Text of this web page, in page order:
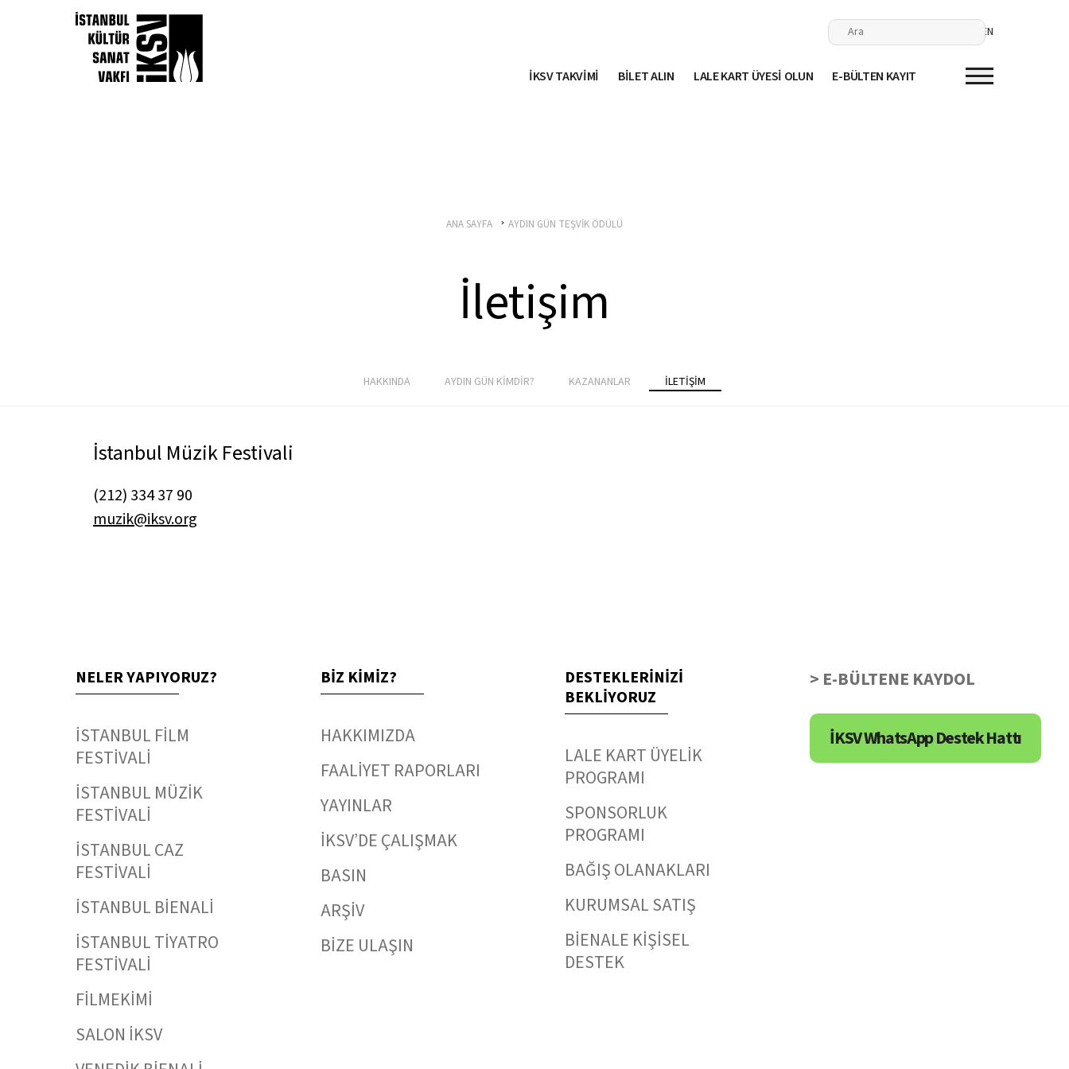
EN
İKSV TAKVİMİ BİLET ALIN LALE KART ÜYESİ OLUN E-BÜLTEN KAYIT
ANA SAYFA AYDIN GÜN TEŞVİK ÖDÜLÜ
İletişim
HAKKINDA AYDIN GÜN KİMDİR? KAZANANLAR İLETİŞİM
İstanbul Müzik Festivali
(212) 334 37 90
muzik@iksv.org
NELER YAPIYORUZ?
İSTANBUL FİLM
FESTİVALİ
İSTANBUL MÜZİK
FESTİVALİ
İSTANBUL CAZ
FESTİVALİ
İSTANBUL BİENALİ
İSTANBUL TİYATRO
FESTİVALİ
FİLMEKİMİ
SALON İKSV
BİZ KİMİZ?
HAKKIMIZDA
FAALİYET RAPORLARI
YAYINLAR
İKSV’DE ÇALIŞMAK
BASIN
ARŞİV
BİZE ULAŞIN
DESTEKLERİNİZİ
BEKLİYORUZ
LALE KART ÜYELİK
PROGRAMI
SPONSORLUK
PROGRAMI
BAĞIŞ OLANAKLARI
KURUMSAL SATIŞ
BİENALE KİŞİSEL
DESTEK
> E-BÜLTENE KAYDOL
İKSV WhatsApp Destek Hattı